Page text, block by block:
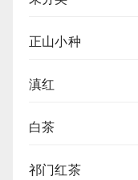
正山小种
滇红
白茶
祁门红茶